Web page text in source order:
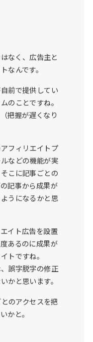
なく、広告主と
なんです。
前で提供してい
のことですね。
把握が遅くなり
フィリエイトプ
などの機能が実
こに記事ごとの
記事から成果が
うになるかと思
イト広告を設置
あるのに成果が
トですね。
誤字脱字の修正
かと思います。
のアクセスを把
かと。